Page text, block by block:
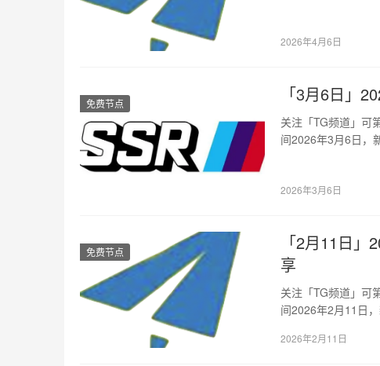
2026年4月6日
免费节点 「3月6日」
关注「TG频道」可
间2026年3月6日，
2026年3月6日
免费节点
「2月11日
享
关注「TG频道」可
间2026年2月11日
2026年2月11日